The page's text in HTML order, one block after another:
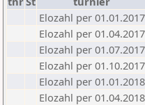
Elozahl per 01.01.2017
Elozahl per 01.04.2017
Elozahl per 01.07.2017
Elozahl per 01.10.2017
Elozahl per 01.01.2018
Elozahl per 01.04.2018